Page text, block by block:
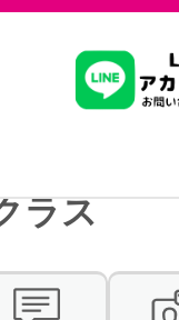
いたいこ
クールを
ラス